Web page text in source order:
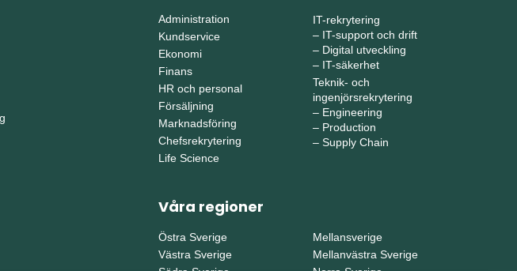
Administration
Kundservice
Ekonomi
Finans
HR och personal
Försäljning
Marknadsföring
Chefsrekrytering
Life Science
IT-rekrytering
– IT-support och drift
– Digital utveckling
– IT-säkerhet
Teknik- och
ingenjörsrekrytering
– Engineering
– Production
– Supply Chain
Våra regioner
Östra Sverige
Västra Sverige
Mellansverige
Mellanvästra Sverige